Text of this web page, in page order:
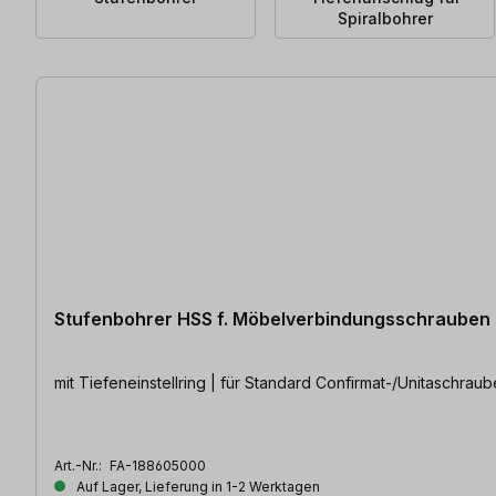
Spiralbohrer
268 Artikel gefunden
Stufenbohrer HSS f. Möbelverbindungsschrauben
mit Tiefeneinstellring | für Standard Confirmat-/
Art.-Nr.: FA-188605000
Auf Lager, Lieferung in 1-2 Werktagen